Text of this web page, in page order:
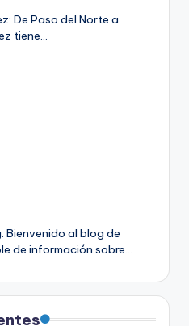
De Paso del Norte a
tiene…
Bienvenido al blog de
de información sobre…